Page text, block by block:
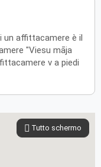
un affittacamere è il
"Viesu māja
v a piedi
Tutto schermo